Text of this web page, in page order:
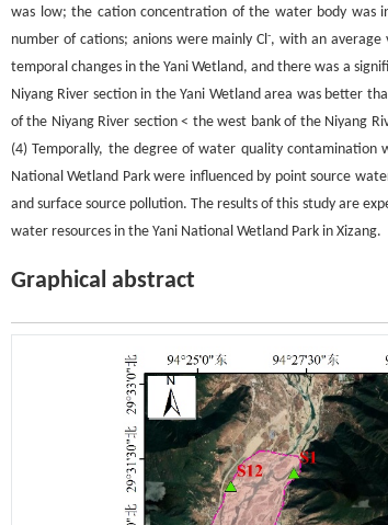
was low; the cation concentration of the water body was
number of cations; anions were mainly Cl-, with an average
temporal changes in the Yani Wetland, and there was a
Niyang River section in the Yani Wetland area was better
of the Niyang River section < the west bank of the Niyang
(4) Temporally, the degree of water quality
National Wetland Park were influenced by point source
and surface source pollution. The results of this study are
water resources in the Yani National Wetland Park in Xizang.
Graphical abstract